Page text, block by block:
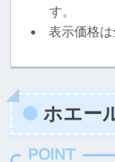
す。
表示価格は
ホエー
POINT